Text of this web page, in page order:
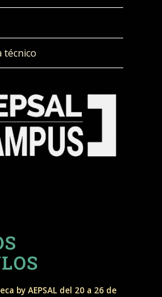
técnico
by AEPSAL del 20 a 26 de